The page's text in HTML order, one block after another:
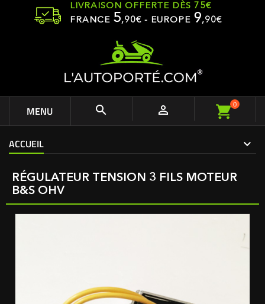
LIVRAISON OFFERTE DÈS 75€
FRANCE 5,90€ - EUROPE 9,90€
MENU   0
ACCUEIL
RÉGULATEUR TENSION 3 FILS MOTEUR
B&S OHV